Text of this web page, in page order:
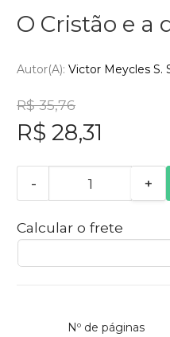
O Cristão e a
Autor(a): Victor Meycles S.
R$ 35,76
R$ 28,31
- +
Calcular o frete
Nº de páginas